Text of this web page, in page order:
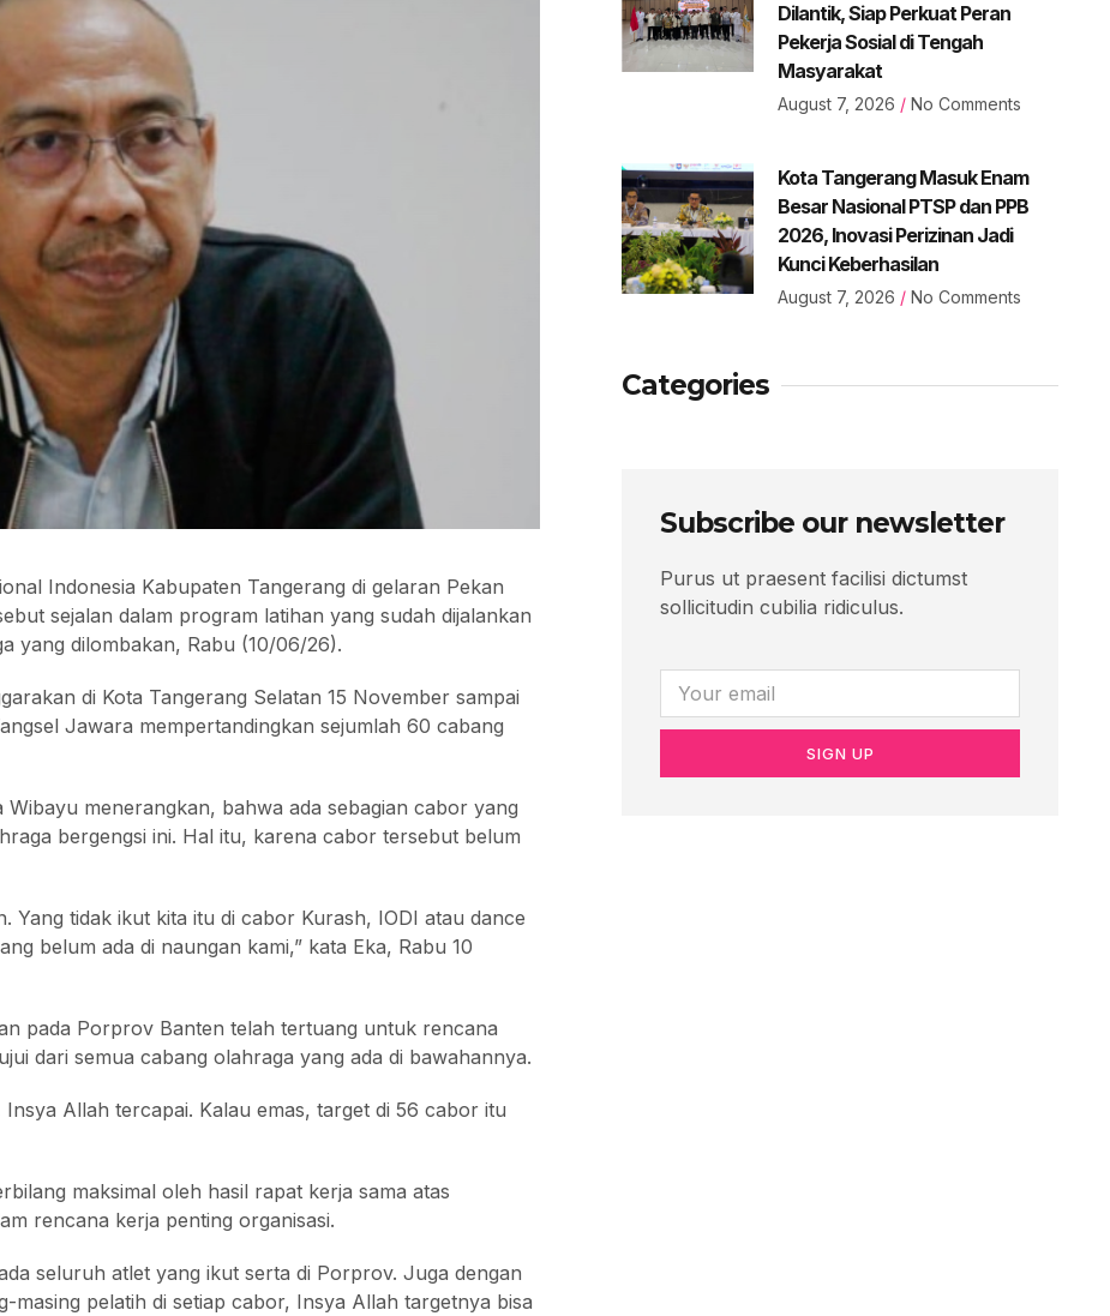
Indonesia Kabupaten Tangerang di gelaran Pekan
sejalan dalam program latihan yang sudah dijalankan
yang dilombakan, Rabu (10/06/26).
di Kota Tangerang Selatan 15 November sampai
Jawara mempertandingkan sejumlah 60 cabang
menerangkan, bahwa ada sebagian cabor yang
bergengsi ini. Hal itu, karena cabor tersebut belum
Yang tidak ikut kita itu di cabor Kurash, IODI atau dance
belum ada di naungan kami,” kata Eka, Rabu 10
pada Porprov Banten telah tertuang untuk rencana
dari semua cabang olahraga yang ada di bawahannya.
Allah tercapai. Kalau emas, target di 56 cabor itu
maksimal oleh hasil rapat kerja sama atas
rencana kerja penting organisasi.
seluruh atlet yang ikut serta di Porprov. Juga dengan
pelatih di setiap cabor, Insya Allah targetnya bisa
Dilantik, Siap Perkuat Peran
Pekerja Sosial di Tengah
Masyarakat
August 7, 2026 No Comments
Kota Tangerang Masuk Enam
Besar Nasional PTSP dan PPB
2026, Inovasi Perizinan Jadi
Kunci Keberhasilan
August 7, 2026 No Comments
Categories
Subscribe our newsletter
Purus ut praesent facilisi dictumst
sollicitudin cubilia ridiculus.
SIGN UP